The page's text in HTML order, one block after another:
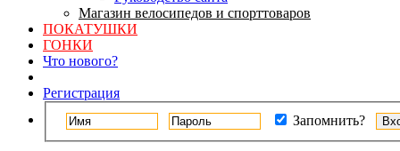
Магазин велосипедов и спорттоваров
ПОКАТУШКИ
ГОНКИ
Что нового?
Регистрация
Запомнить?